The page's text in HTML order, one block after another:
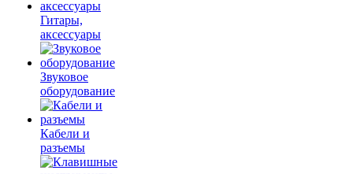
Гитары,
аксессуары
Звуковое
оборудование
Кабели и
разъемы